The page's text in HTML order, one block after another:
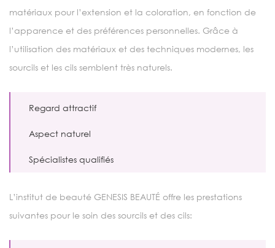
matériaux pour l’extension et la coloration, en fonction de
l’apparence et des préférences personnelles. Grâce à
l’utilisation des matériaux et des techniques modernes, les
sourcils et les cils semblent très naturels.
Regard attractif
Aspect naturel
Spécialistes qualifiés
L’institut de beauté GENESIS BEAUTÉ offre les prestations
suivantes pour le soin des sourcils et des cils: